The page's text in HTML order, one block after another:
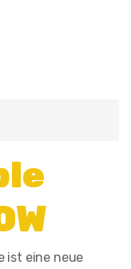
ist eine neue